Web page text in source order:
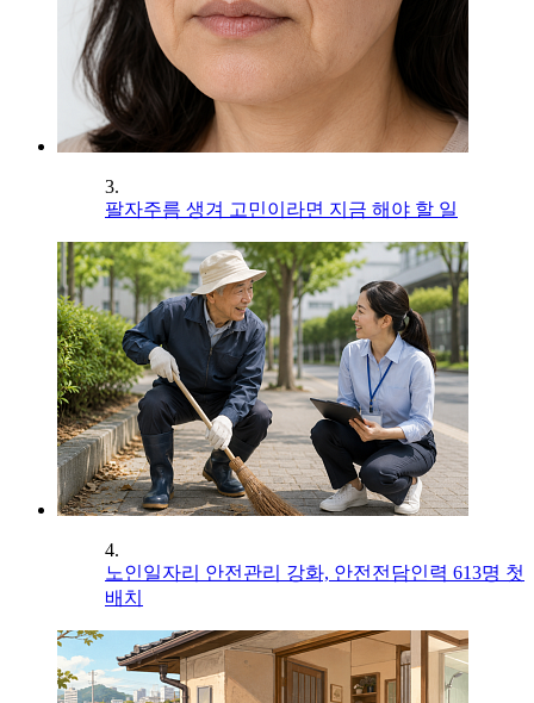
3.
팔자주름 생겨 고민이라면 지금 해야 할 일
4.
노인일자리 안전관리 강화, 안전전담인력 613명 첫
배치